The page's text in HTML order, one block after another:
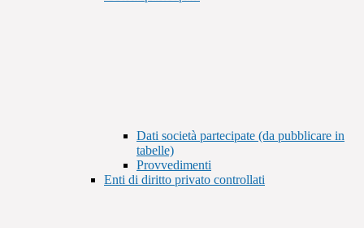
Dati società partecipate (da pubblicare in
tabelle)
Provvedimenti
Enti di diritto privato controllati